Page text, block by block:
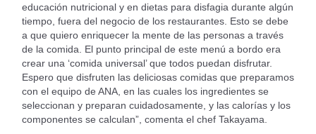
educación nutricional y en dietas para disfagia durante algún
tiempo, fuera del negocio de los restaurantes. Esto se debe
a que quiero enriquecer la mente de las personas a través
de la comida. El punto principal de este menú a bordo era
crear una ‘comida universal’ que todos puedan disfrutar.
Espero que disfruten las deliciosas comidas que preparamos
con el equipo de ANA, en las cuales los ingredientes se
seleccionan y preparan cuidadosamente, y las calorías y los
componentes se calculan”, comenta el chef Takayama.